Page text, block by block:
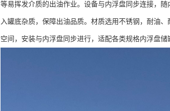
等易挥发介质的出油作业。设备与内浮盘同步连接，
入罐底杂质，保障出油品质。材质选用不锈钢，耐油
空间，安装与内浮盘同步进行，适配各类规格内浮盘储